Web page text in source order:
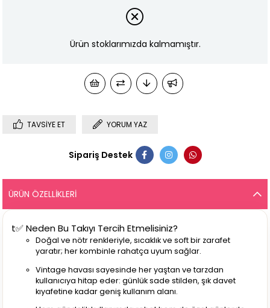
Ürün stoklarımızda kalmamıştır.
TAVSIYE ET YORUM YAZ
Sipariş Destek
ÜRÜN ÖZELLIKLERI
t✅ Neden Bu Takıyı Tercih Etmelisiniz?
Doğal ve nötr renkleriyle, sıcaklık ve soft bir zarafet
yaratır; her kombinle rahatça uyum sağlar.
Vintage havası sayesinde her yaştan ve tarzdan
kullanıcıya hitap eder: günlük sade stilden, şık davet
kıyafetine kadar geniş kullanım alanı.